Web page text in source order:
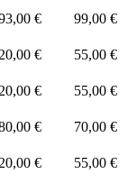
€
99,00 €
€
55,00 €
€
55,00 €
€
70,00 €
€
55,00 €